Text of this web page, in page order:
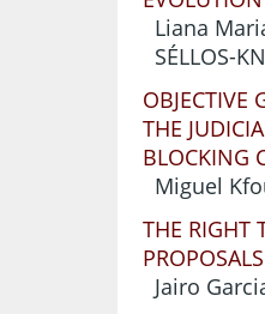
Liana
SÉLLOS-
OBJECTIVE
THE
BLOCKING
Miguel
THE RIGHT
PROPOSALS
Jairo